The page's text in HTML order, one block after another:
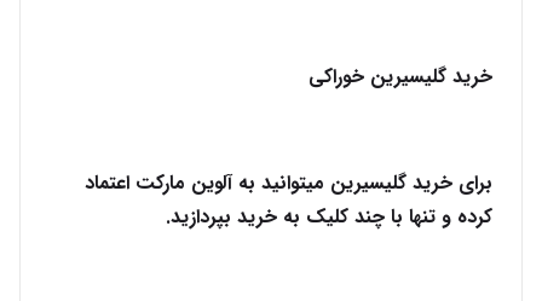
خرید گلیسیرین خوراکی
برای خرید گلیسیرین میتوانید به آلوین مارکت اعتماد
کرده و تنها با چند کلیک به خرید بپردازید.